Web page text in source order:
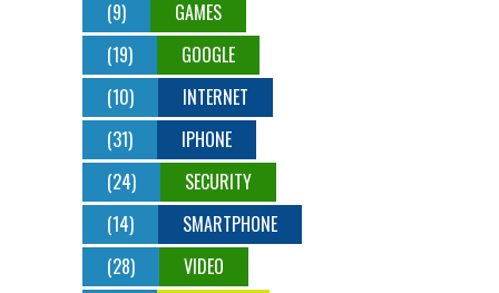
(9)
GAMES
(19)
GOOGLE
(10)
INTERNET
(31)
IPHONE
(24)
SECURITY
(14)
SMARTPHONE
(28)
VIDEO